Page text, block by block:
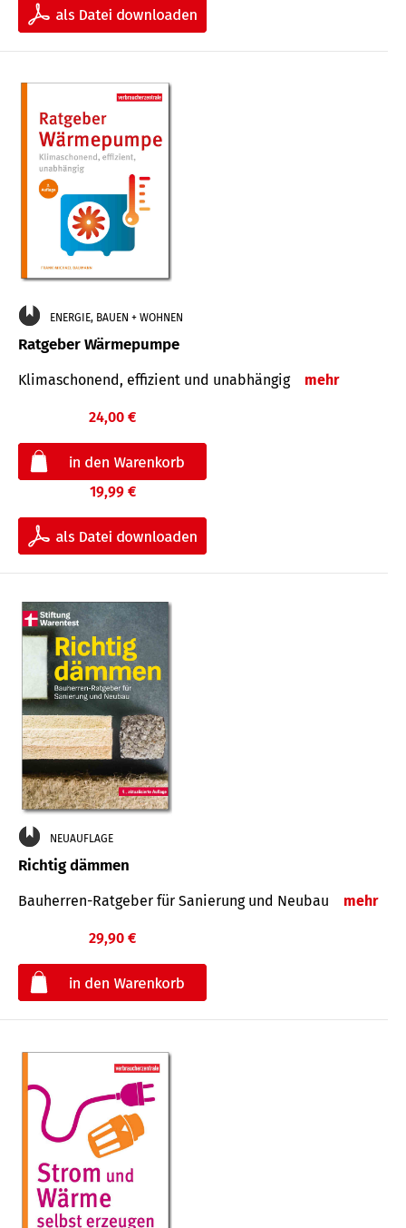
ENERGIE, BAUEN + WOHNEN
Ratgeber Wärmepumpe
Klimaschonend, effizient und unabhängig mehr
24,00 €
19,99 €
NEUAUFLAGE
Richtig dämmen
Bauherren-Ratgeber für Sanierung und Neubau mehr
29,90 €